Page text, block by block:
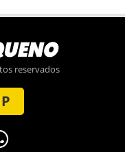
reservados